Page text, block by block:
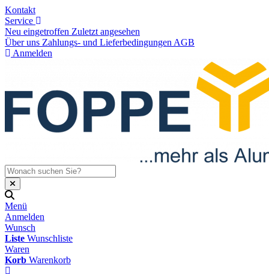
Kontakt
Service
Neu eingetroffen Zuletzt angesehen
Über uns Zahlungs- und Lieferbedingungen AGB
Anmelden
Menü
Anmelden
Wunsch
Liste Wunschliste
Waren
Korb Warenkorb